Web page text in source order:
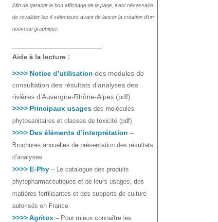
Afin de garantir le bon affichage de la page, il est nécessaire
de revalider les 4 sélecteurs avant de lancer la création d’un
nouveau graphique.
Aide à la lecture :
>>>> Notice d’utilisation des modules de
consultation des résultats d’analyses des
rivières d’Auvergne-Rhône-Alpes (pdf)
>>>> Principaux usages des molécules
phytosanitaires et classes de toxicité (pdf)
>>>> Des éléments d’interprétation –
Brochures annuelles de présentation des résultats
d’analyses
>>>> E-Phy – Le catalogue des produits
phytopharmaceutiques et de leurs usages, des
matières fertilisantes et des supports de culture
autorisés en France
>>>> Agritox – Pour mieux connaître les